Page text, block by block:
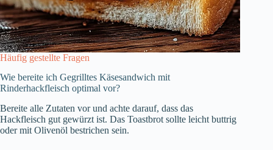
Häufig gestellte Fragen
Wie bereite ich Gegrilltes Käsesandwich mit
Rinderhackfleisch optimal vor?
Bereite alle Zutaten vor und achte darauf, dass das
Hackfleisch gut gewürzt ist. Das Toastbrot sollte leicht buttrig
oder mit Olivenöl bestrichen sein.